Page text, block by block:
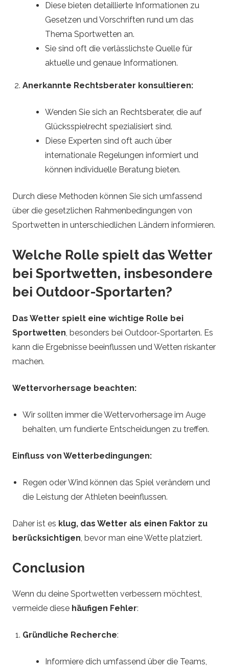
Diese bieten detaillierte Informationen zu
Gesetzen und Vorschriften rund um das
Thema Sportwetten an.
Sie sind oft die verlässlichste Quelle für
aktuelle und genaue Informationen.
Anerkannte Rechtsberater konsultieren:
Wenden Sie sich an Rechtsberater, die auf
Glücksspielrecht spezialisiert sind.
Diese Experten sind oft auch über
internationale Regelungen informiert und
können individuelle Beratung bieten.
Durch diese Methoden können Sie sich umfassend
über die gesetzlichen Rahmenbedingungen von
Sportwetten in unterschiedlichen Ländern informieren.
Welche Rolle spielt das Wetter
bei Sportwetten, insbesondere
bei Outdoor-Sportarten?
Das Wetter spielt eine wichtige Rolle bei
Sportwetten , besonders bei Outdoor-Sportarten. Es
kann die Ergebnisse beeinflussen und Wetten riskanter
machen.
Wettervorhersage beachten:
Wir sollten immer die Wettervorhersage im Auge
behalten, um fundierte Entscheidungen zu treffen.
Einfluss von Wetterbedingungen:
Regen oder Wind können das Spiel verändern und
die Leistung der Athleten beeinflussen.
Daher ist es klug, das Wetter als einen Faktor zu
berücksichtigen , bevor man eine Wette platziert.
Conclusion
Wenn du deine Sportwetten verbessern möchtest,
vermeide diese häufigen Fehler:
Gründliche Recherche:
Informiere dich umfassend über die Teams,